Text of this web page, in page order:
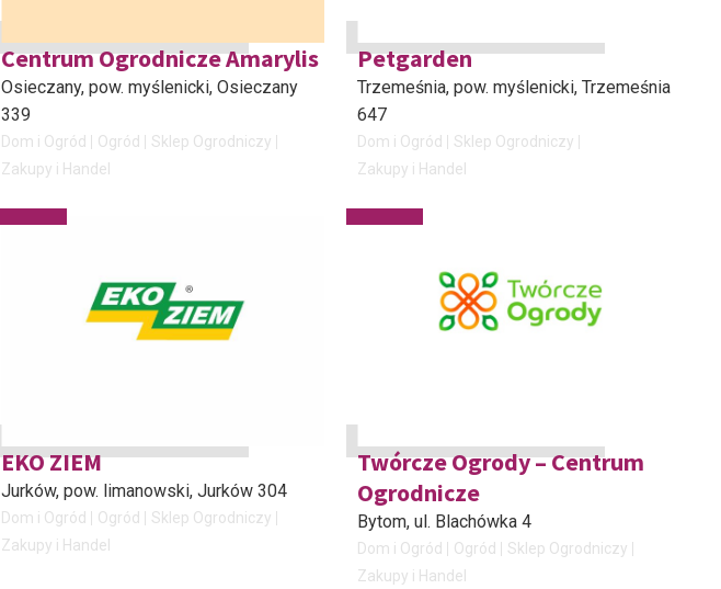
Centrum Ogrodnicze Amarylis
Osieczany, pow. myślenicki, Osieczany
339
Dom i Ogród Ogród
Sklep Ogrodniczy
Zakupy i Handel
Petgarden
Trzemeśnia, pow. myślenicki, Trzemeśnia
647
Dom i Ogród
Sklep Ogrodniczy
Zakupy i Handel
EKO ZIEM
Jurków, pow. limanowski, Jurków 304
Dom i Ogród Ogród
Sklep Ogrodniczy
Zakupy i Handel
Twórcze Ogrody – Centrum
Ogrodnicze
Bytom, ul. Blachówka 4
Dom i Ogród Ogród
Sklep Ogrodniczy
Zakupy i Handel